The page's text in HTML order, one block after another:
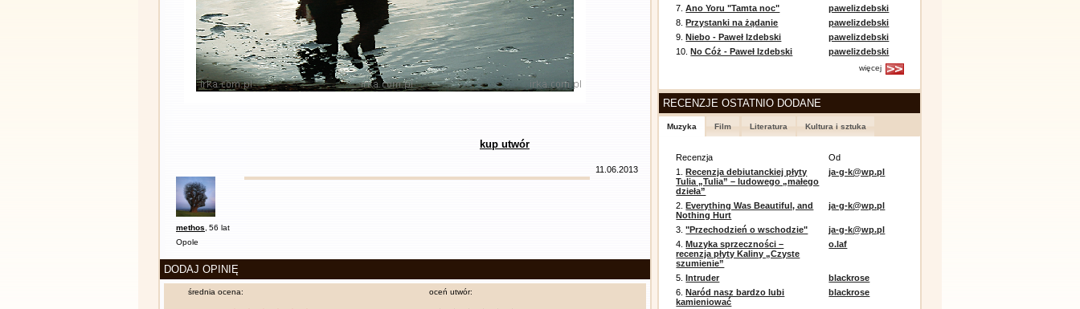
kup utwór
11.06.2013
methos 56 lat
Opole
DODAJ OPINIĘ
średnia ocena: oceń utwór:
7.Ano Yoru "Tamta noc"
pawelizdebski
8.Przystanki na żądanie
pawelizdebski
9.Niebo - Paweł Izdebski
pawelizdebski
10.No Cóż - Paweł Izdebski pawelizdebski
więcej
RECENZJE OSTATNIO DODANE
Muzyka Film Literatura Kultura i sztuka
Recenzja
Od
1.Recenzja debiutanckiej płyty
Tulia „Tulia” – ludowego „małego
dzieła”
ja-g-k@wp.pl
2.Everything Was Beautiful, and
Nothing Hurt
ja-g-k@wp.pl
3."Przechodzień o wschodzie"
ja-g-k@wp.pl
4.Muzyka sprzeczności –
recenzja płyty Kaliny „Czyste
szumienie”
o.laf
5.Intruder
blackrose
6.Naród nasz bardzo lubi
kamieniować
blackrose